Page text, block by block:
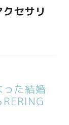
セサリ
た結婚